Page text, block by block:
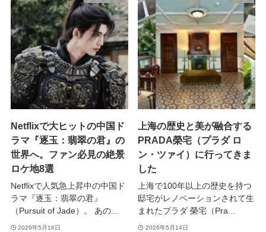
Netflixで大ヒットの中国ド
ラマ『逐玉：翡翠の君』の
世界へ。ファン必見の絶景
ロケ地8選
Netflixで人気急上昇中の中国ド
ラマ『逐玉：翡翠の君』
（Pursuit of Jade）。 あの...
2026年5月16日
上海の歴史と美が融合する
PRADA榮宅（プラダ ロ
ン・ツァイ）に行ってきま
した
上海で100年以上の歴史を持つ
邸宅がレノベーションされて生
まれたプラダ 榮宅（Pra...
2026年5月14日